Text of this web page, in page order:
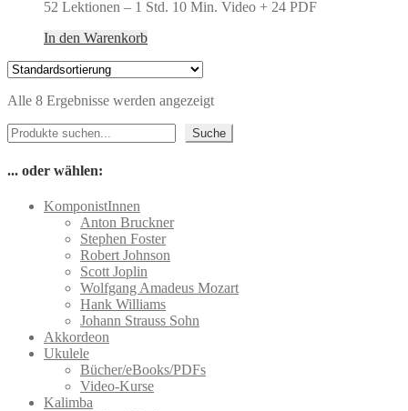
52 Lektionen – 1 Std. 10 Min. Video + 24 PDF
In den Warenkorb
Alle 8 Ergebnisse werden angezeigt
Suchen
Suche
... oder wählen:
KomponistInnen
Anton Bruckner
Stephen Foster
Robert Johnson
Scott Joplin
Wolfgang Amadeus Mozart
Hank Williams
Johann Strauss Sohn
Akkordeon
Ukulele
Bücher/eBooks/PDFs
Video-Kurse
Kalimba